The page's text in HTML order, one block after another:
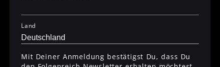
Land
Mit Deiner Anmeldung bestätigst Du, dass Du